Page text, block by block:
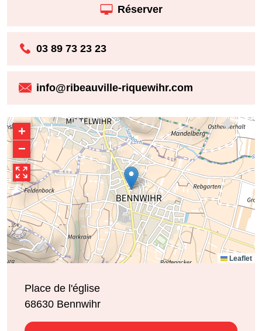
Réserver
03 89 73 23 23
info@ribeauville-riquewihr.com
+
−
Leaflet
Place de l'église
68630 Bennwihr